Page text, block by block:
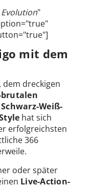
"
mit dem
, dem dreckigen
Weiß-
hat sich
erfolgreichsten
366
oder später
Live-Action-